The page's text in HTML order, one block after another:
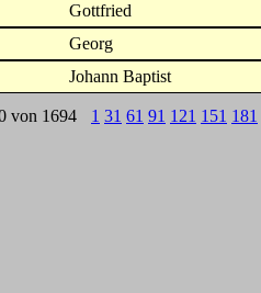
Gottfried
Georg
Johann Baptist
von 1694 1 31 61 91 121 151 181